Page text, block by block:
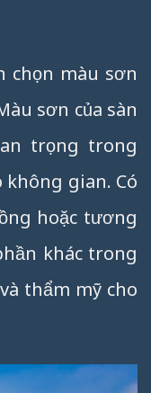
chọn màu sơn
sơn của sàn
trọng trong
không gian. Có
hoặc tương
khác trong
thẩm mỹ cho